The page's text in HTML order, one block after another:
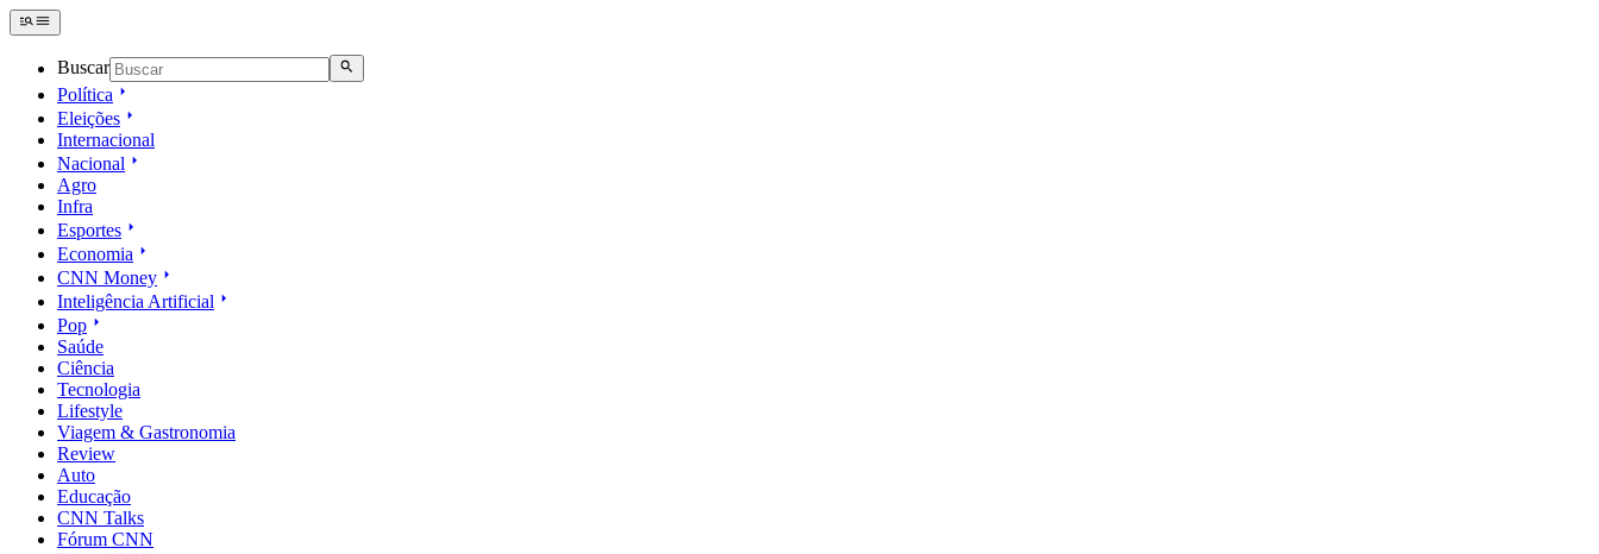
Buscar
Política
Eleições
Internacional
Nacional
Agro
Infra
Esportes
Economia
CNN Money
Inteligência Artificial
Pop
Saúde
Ciência
Tecnologia
Lifestyle
Viagem & Gastronomia
Review
Auto
Educação
CNN Talks
Fórum CNN